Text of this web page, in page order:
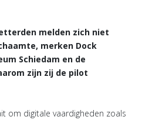
melden zich niet
merken Dock
Schiedam en de
zijn zij de pilot
om digitale vaardigheden zoals